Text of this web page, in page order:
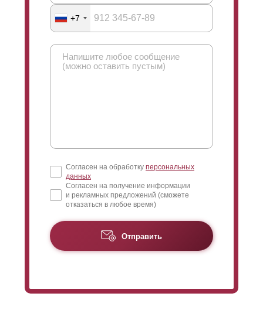
+7
Согласен на обработку персональных
данных
Согласен на получение информации
и рекламных предложений (сможете
отказаться в любое время)
Отправить